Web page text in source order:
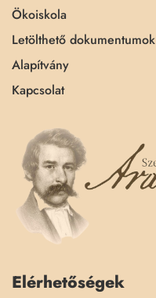
Ökoiskola
Letölthető dokumentumok
Alapítvány
Kapcsolat
Elérhetőségek